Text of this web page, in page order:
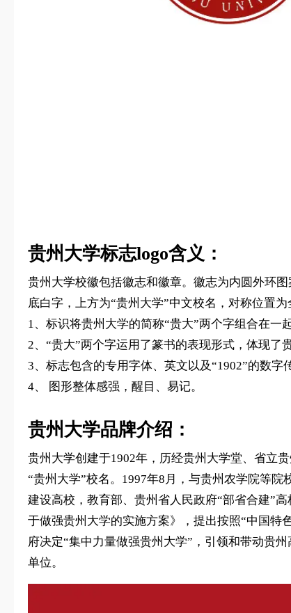
贵州大学标志logo含义：
贵州大学校徽包括徽志和徽章。徽志为内圆外环
底白字，上方为“贵州大学”中文校名，对称位置
1、标识将贵州大学的简称“贵大”两个字组合在一
2、“贵大”两个字运用了篆书的表现形式，体现
3、标志包含的专用字体、英文以及“1902”的数字
4、 图形整体感强，醒目、易记。
贵州大学品牌介绍：
贵州大学创建于1902年，历经贵州大学堂、省立
“贵州大学”校名。1997年8月，与贵州农学院等
建设高校，教育部、贵州省人民政府“部省合建”
于做强贵州大学的实施方案》，提出按照“中国特
府决定“集中力量做强贵州大学”，引领和带动贵
单位。